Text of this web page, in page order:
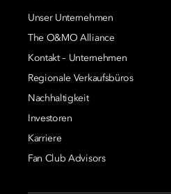
Unser Unternehmen
The O&MO Alliance
Kontakt – Unternehmen
Regionale Verkaufsbüros
Nachhaltigkeit
Investoren
Karriere
Fan Club Advisors